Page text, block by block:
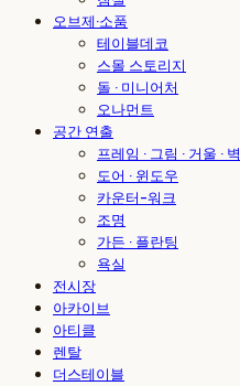
오브제·소품
테이블데코
스몰 스토리지
돌 · 미니어처
오나먼트
공간 연출
프레임 · 그림 · 거울 · 벽
도어 · 윈도우
카운터-워크
조명
가든 · 플란팅
욕실
전시장
아카이브
아티클
렌탈
더스테이블